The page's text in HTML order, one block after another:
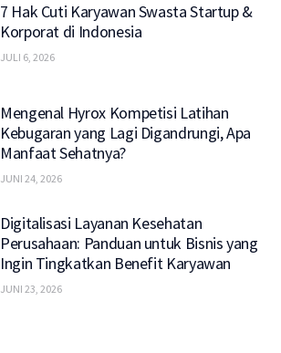
7 Hak Cuti Karyawan Swasta Startup &
Korporat di Indonesia
JULI 6, 2026
Mengenal Hyrox Kompetisi Latihan
Kebugaran yang Lagi Digandrungi, Apa
Manfaat Sehatnya?
JUNI 24, 2026
Digitalisasi Layanan Kesehatan
Perusahaan: Panduan untuk Bisnis yang
Ingin Tingkatkan Benefit Karyawan
JUNI 23, 2026